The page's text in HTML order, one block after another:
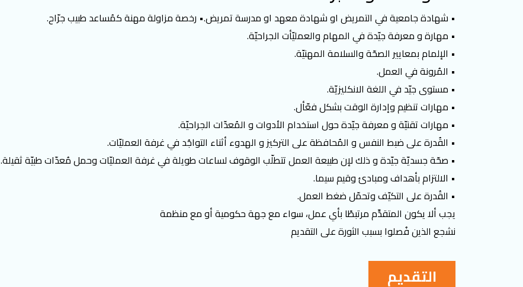
• شهادة جامعية في التمريض او شهادة معهد او مدرسة تمريض.• رخصة مزاولة مهنة كمُساعد طبيب جرّاح.
• مهارة و معرفة جيّدة في المهام والعمليّأت الجراحيّة.
• الإلمام بمعايير الصحّة والسلامة المهنيّة.
• المُرونة في العمل.
• مستوى جيّد في اللغة الانكليزيّة.
• مهارات تنظيم وإدارة الوقت بشكل فعّأل.
• مهارات تقنيّة و معرفة جيّدة حول استخدام الأدوات و المُعدّات الجراحيّة.
• القُدرة على ضبط النفس و المُحافظة على التركيز و الهدوء أثناء التواجُد في غرفة العمليّات.
• صحّة جسديّة جيّدة و ذلك لإن طبيعة العمل تتطلّب الوقوف لساعات طويلة في غرفة العمليّات وحمل مُعدّات طبيّة ثقيلة.
• الالتزام بأهداف ومبادئ وقيم سيما.
• القُدرة على التكيّف وتحمّل ضغط العمل.
يجب ألا يكون المتقدِّم مرتبطًا بأي عمل، سواء مع جهة حكومية أو مع منظمة
نشجع الذين فُصلوا بسبب الثورة على التقديم
التقديم